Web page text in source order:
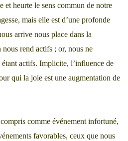
et heurte le sens commun de notre
mais elle est d’une profonde
arrive nous place dans la
nous rend actifs ; or, nous ne
actifs. Implicite, l’influence de
qui la joie est une augmentation de
comme événement infortuné,
favorables, ceux que nous